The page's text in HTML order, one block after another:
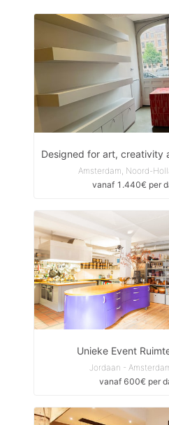
Amsterdam, Noord-
vanaf 1.440€ per
Unieke Event
Jordaan -
vanaf 600€ per